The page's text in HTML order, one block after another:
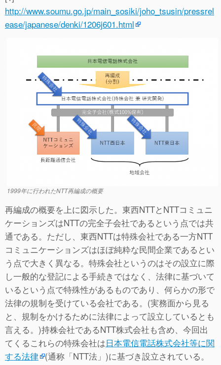
http://www.soumu.go.jp/main_sosiki/joho_tsusin/pressrel
ease/japanese/denki/1206j601.html
1999年に行われたNTT再編成の概要
再編成の概要を上に図示した。東西NTTとNTTコミュニ
ケーションズはNTTの完全子会社であるという点では共
通である。ただし、東西NTTは特殊会社である一方NTT
コミュニケーションズはほぼ純粋な民間企業であるとい
う点で大きく異なる。特殊会社というのはその設立に際
し一般的な登記による手続きではなく、法律に基づいて
いるという点で特殊性があるものであり、何らかの形で
法律の規制を受けている会社である。(実務面から見る
と、規制をかけるために法律によって設立しているとも
言える。)持株会社であるNTT株式会社も含め、今回出
てくるこれらの特殊会社は日本電信電話株式会社等に関
する法律 (通称「NTT法」)に基づき設立されている。